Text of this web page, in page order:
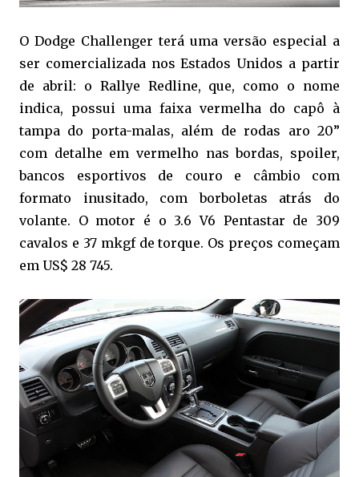
O Dodge Challenger terá uma versão especial a
ser comercializada nos Estados Unidos a partir
de abril: o Rallye Redline, que, como o nome
indica, possui uma faixa vermelha do capô à
tampa do porta-malas, além de rodas aro 20”
com detalhe em vermelho nas bordas, spoiler,
bancos esportivos de couro e câmbio com
formato inusitado, com borboletas atrás do
volante. O motor é o 3.6 V6 Pentastar de 309
cavalos e 37 mkgf de torque. Os preços começam
em US$ 28 745.